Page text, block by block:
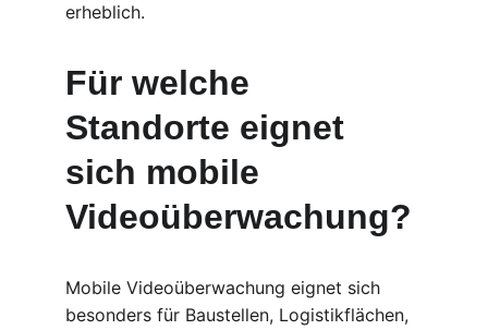
erheblich.
Für welche
Standorte eignet
sich mobile
Videoüberwachung?
Mobile Videoüberwachung eignet sich
besonders für Baustellen, Logistikflächen,